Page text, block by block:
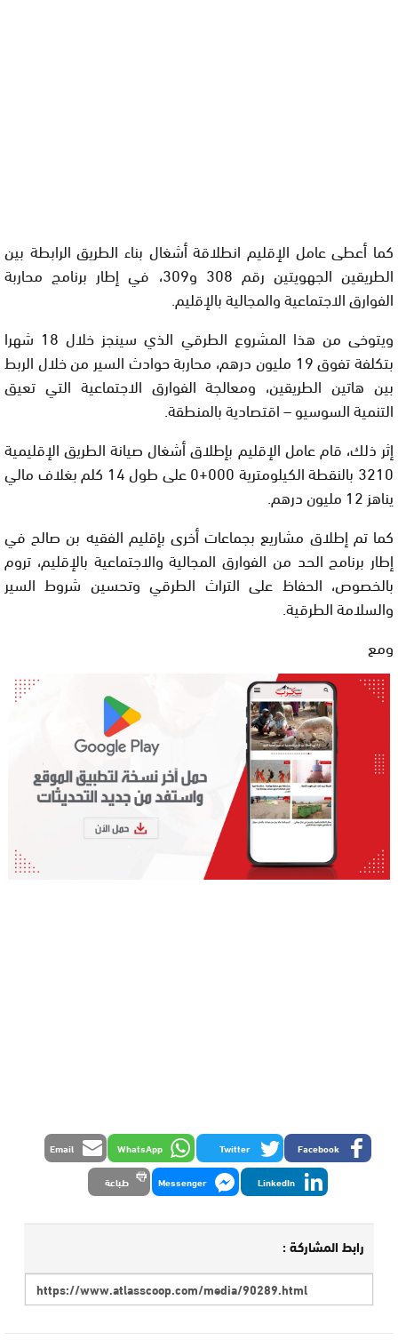
كما أعطى عامل الإقليم انطلاقة أشغال بناء الطريق الرابطة بين
الطريقين الجهويتين رقم 308 و309، في إطار برنامج محاربة
الفوارق الاجتماعية والمجالية بالإقليم.
ويتوخى من هذا المشروع الطرقي الذي سينجز خلال 18 شهرا
بتكلفة تفوق 19 مليون درهم، محاربة حوادث السير من خلال الربط
بين هاتين الطريقين، ومعالجة الفوارق الاجتماعية التي تعيق
التنمية السوسيو – اقتصادية بالمنطقة.
إثر ذلك، قام عامل الإقليم بإطلاق أشغال صيانة الطريق الإقليمية
3210 بالنقطة الكيلومترية 000+0 على طول 14 كلم بغلاف مالي
يناهز 12 مليون درهم.
كما تم إطلاق مشاريع بجماعات أخرى بإقليم الفقيه بن صالح في
إطار برنامج الحد من الفوارق المجالية والاجتماعية بالإقليم، تروم
بالخصوص، الحفاظ على التراث الطرقي وتحسين شروط السير
والسلامة الطرقية.
ومع
Facebook
Twitter
WhatsApp
Email
LinkedIn
Messenger طباعة
رابط المشاركة :